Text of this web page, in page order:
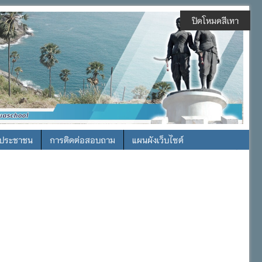
ระชาชน การติดต่อสอบถาม แผนผังเว็บไซต์
ปิดโหมดสีเทา